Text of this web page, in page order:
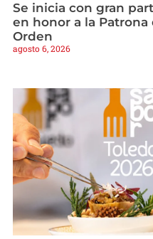
Se inicia con gran
en honor a la
Orden
agosto 6, 2026